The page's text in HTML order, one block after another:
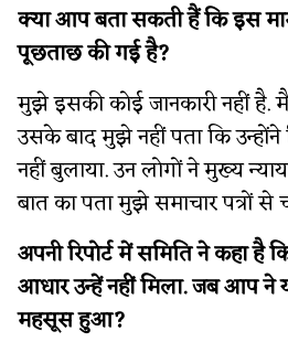
क्या आप बता सकती हैं कि इस
पूछताछ की गई है?
मुझे इसकी कोई जानकारी नहीं
उसके बाद मुझे नहीं पता कि
नहीं बुलाया. उन लोगों ने मुख्य
बात का पता मुझे समाचार पत्रों से
अपनी रिपोर्ट में समिति ने कहा
आधार उन्हें नहीं मिला. जब आप
महसूस हुआ?